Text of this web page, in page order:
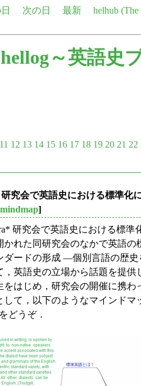
次の日 最新
helhub
hellog～英語史
11 12 13 14 15 16 17 18 19 20 21 22
研究会で英語史における標準化
mindmap]
研究会で英語史における標準
かれた同研究会のなかで英語の
ダードの形成 ―個別言語の歴
，英語史の立場から話題を提
をはじめ，研究会の開催に携わ
て，以下のようなマインドマ
をどうぞ．